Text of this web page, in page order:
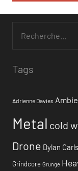
Tags
Adrienne Davies
Metal cold
Drone Dylan
Grindcore Grunge